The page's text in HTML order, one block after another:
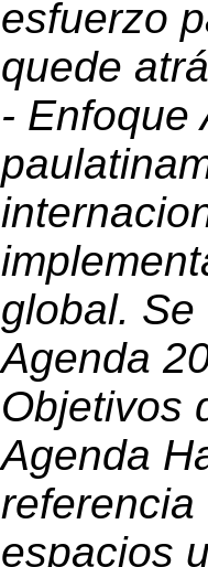
esfuerzo
quede
- Enfoque
global.
Agenda
Objetivos
Agenda
espacios